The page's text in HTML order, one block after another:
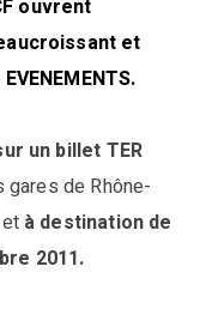
ouvrent
et
un billet TER
de Rhône-
à destination de
2011.